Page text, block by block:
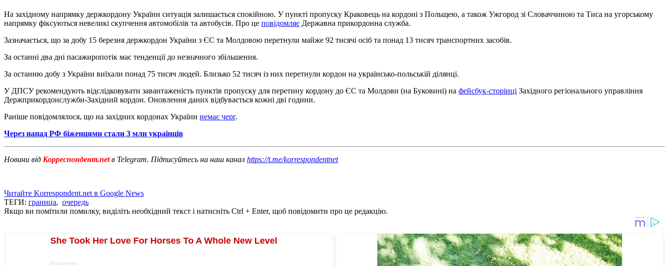
На західному напрямку держкордону України ситуація залишається спокійною. У пункті пропуску Краковець на кордоні з Польщею, а також Ужгород зі Словаччиною та Тиса на угорському
напрямку фіксуються невеликі скупчення автомобілів та автобусів. Про це повідомляє Державна прикордонна служба.
Зазначається, що за добу 15 березня держкордон України з ЄС та Молдовою перетнули майже 92 тисячі осіб та понад 13 тисяч транспортних засобів.
За останні два дні пасажиропотік має тенденції до незначного збільшення.
За останню добу з України виїхали понад 75 тисяч людей. Близько 52 тисяч із них перетнули кордон на українсько-польській ділянці.
У ДПСУ рекомендують відслідковувати завантаженість пунктів пропуску для перетину кордону до ЄС та Молдови (на Буковині) на фейсбук-сторінці Західного регіонального управління
Держприкордонслужби-Західний кордон. Оновлення даних відбувається кожні дві години.
Раніше повідомлялося, що на західних кордонах України немає черг.
Через напад РФ біженцями стали 3 млн українців
Новини від Корреспондент.netв Telegram. Підписуйтесь на наш канал https://t.me/korrespondentnet
Читайте Korrespondent.net в Google News
ТЕГИ: граница, очередь
Якщо ви помітили помилку, виділіть необхідний текст і натисніть Ctrl + Enter, щоб повідомити про це редакцію.